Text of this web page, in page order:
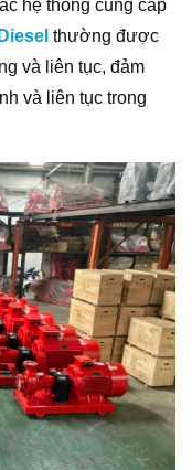
hệ thống cung cấp
thường được
và liên tục, đảm
và liên tục trong